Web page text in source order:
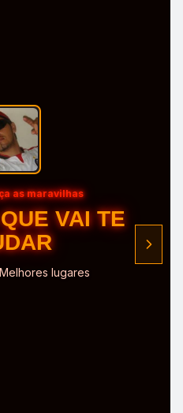
a Região
O POLO
Trilhas